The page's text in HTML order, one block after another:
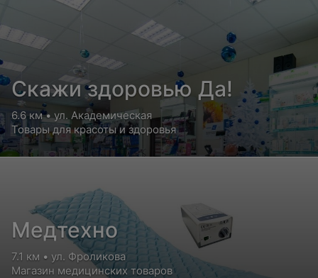
Скажи здоровью Да!
6.6 км • ул. Академическая
Товары для красоты и здоровья
Медтехно
7.1 км • ул. Фроликова
Магазин медицинских товаров